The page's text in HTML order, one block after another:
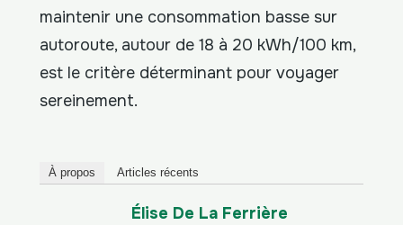
maintenir une consommation basse sur
autoroute, autour de 18 à 20 kWh/100 km,
est le critère déterminant pour voyager
sereinement.
À propos Articles récents
Élise De La Ferrière